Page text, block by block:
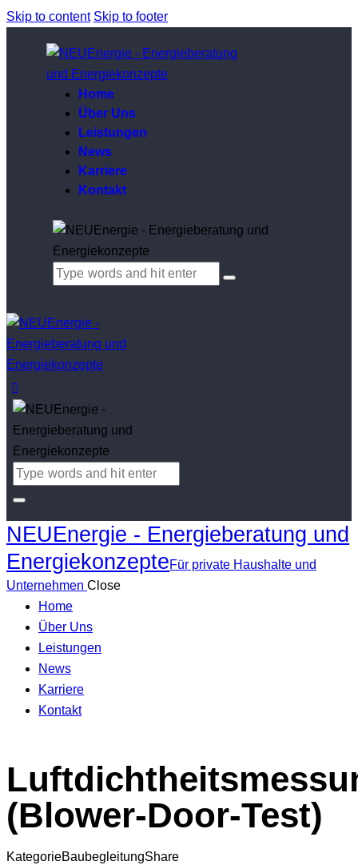
Skip to content Skip to footer
Home
Über Uns
Leistungen
News
Karriere
Kontakt
NEUEnergie - Energieberatung und
EnergiekonzepteFür private Haushalte und
Unternehmen Close
Home
Über Uns
Leistungen
News
Karriere
Kontakt
(Blower-Door-Test)
KategorieBaubegleitungShare